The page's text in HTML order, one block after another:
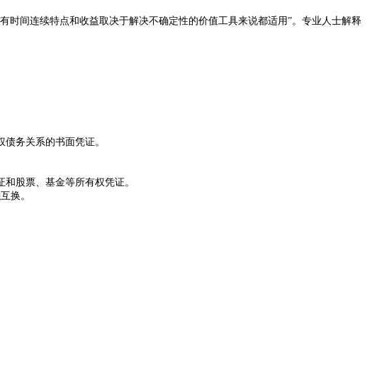
间连续特点和收益取决于解决不确定性的价值工具来说都适用”。专业人士解释
务关系的书面凭证。
股票、基金等所有权凭证。
换。